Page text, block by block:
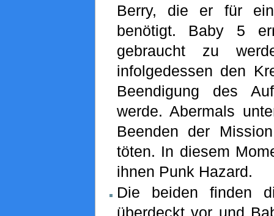
Berry, die er für
benötigt. Baby 5
gebraucht zu
infolgedessen den
Beendigung des
werde. Abermals
Beenden der
töten. In diesem
ihnen Punk Hazard.
Die beiden finden
überdeckt vor und